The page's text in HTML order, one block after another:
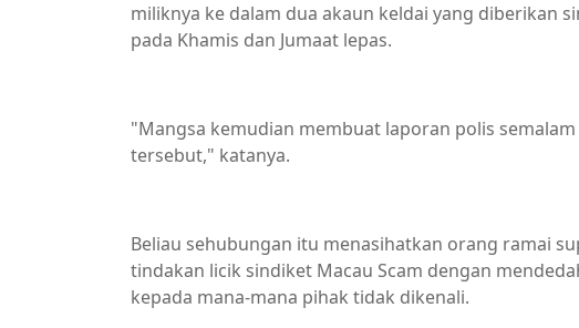
miliknya ke dalam dua akaun keldai yang diberikan
pada Khamis dan Jumaat lepas.
"Mangsa kemudian membuat laporan polis
tersebut," katanya.
Beliau sehubungan itu menasihatkan orang ramai
tindakan licik sindiket Macau Scam dengan
kepada mana-mana pihak tidak dikenali.